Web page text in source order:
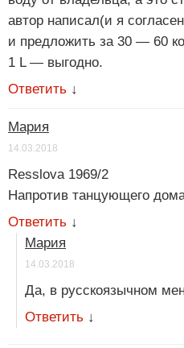
автор написал(и я
и предложить за 30 — 60
1 L — выгодно.
Ответить ↓
Мария
14.03.2018
Resslova 1969/2
Напротив танцующего
Ответить ↓
Мария
14.03.2018
Да, в русскоязычном
Ответить ↓